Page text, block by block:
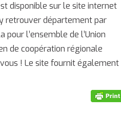
disponible sur le site internet
retrouver département par
l’ensemble de l’Union
de coopération régionale
! Le site fournit également